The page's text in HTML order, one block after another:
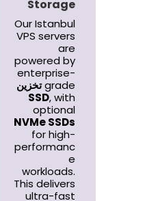
Storage
Our Istanbul
VPS servers
are
powered by
enterprise-
gradeتخزين
SSD, with
optional
NVMe SSDs
for high-
performanc
e
workloads.
This delivers
ultra-fast